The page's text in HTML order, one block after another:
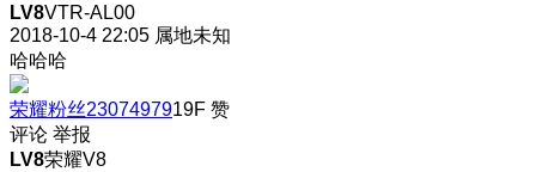
LV8VTR-AL00
2018-10-4 22:05 属地未知
哈哈哈
荣耀粉丝2307497919F 赞
评论 举报
LV8荣耀V8